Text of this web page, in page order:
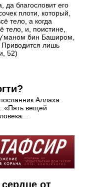
благословит его
плоти, который,
тело, а когда
тело, и, поистине,
бин Баширом,
лишь
52)
Аллаха
«Пять вещей
от